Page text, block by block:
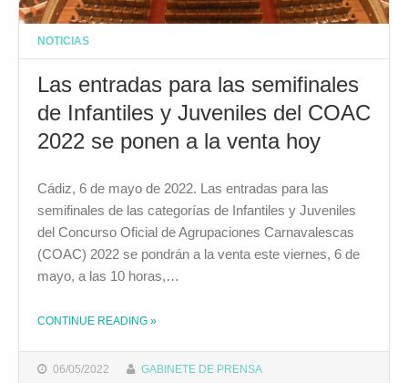
NOTICIAS
Las entradas para las semifinales
de Infantiles y Juveniles del COAC
2022 se ponen a la venta hoy
06/05/2022 GABINETE DE PRENSA
Cádiz, 6 de mayo de 2022. Las entradas para las
semifinales de las categorías de Infantiles y Juveniles
del Concurso Oficial de Agrupaciones Carnavalescas
(COAC) 2022 se pondrán a la venta este viernes, 6 de
mayo, a las 10 horas,…
CONTINUE READING THE "LAS ENTRADAS PARA LAS SEMIFINALES DE INFANTILES Y JUVENILES DEL COAC 2022 SE PONEN A LA VENTA HOY "
»